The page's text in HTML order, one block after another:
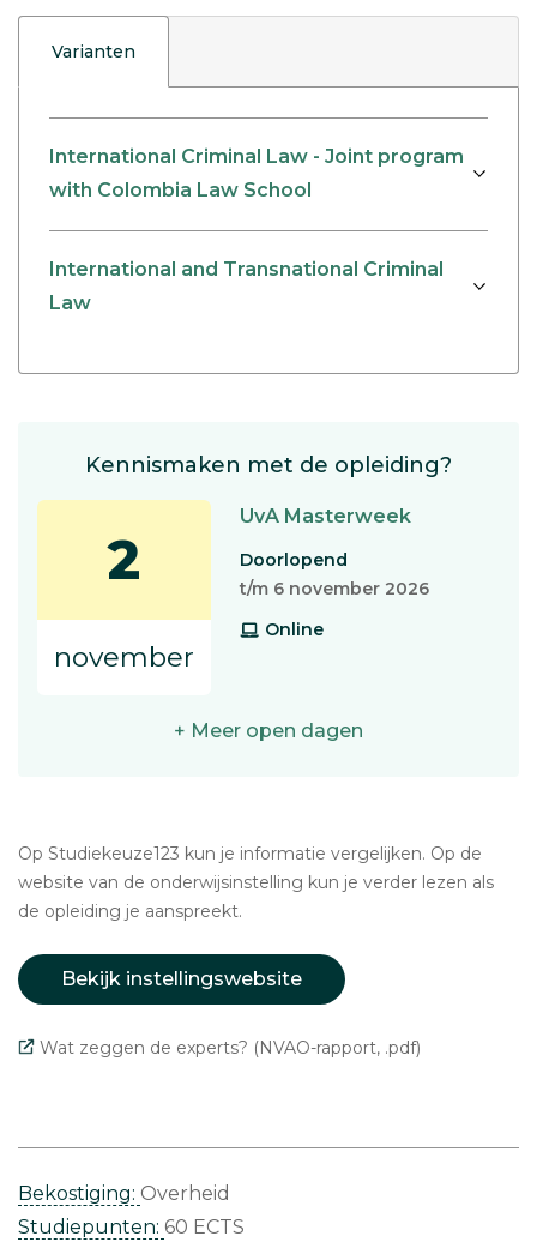
Varianten
International Criminal Law - Joint program
with Colombia Law School
International and Transnational Criminal
Law
Kennismaken met de opleiding?
2
november
UvA Masterweek
Doorlopend
t/m 6 november 2026
Online
+ Meer open dagen
Op Studiekeuze123 kun je informatie vergelijken. Op de
website van de onderwijsinstelling kun je verder lezen als
de opleiding je aanspreekt.
Bekijk instellingswebsite
Wat zeggen de experts? (NVAO-rapport, .pdf)
Bekostiging: Overheid
Studiepunten: 60 ECTS